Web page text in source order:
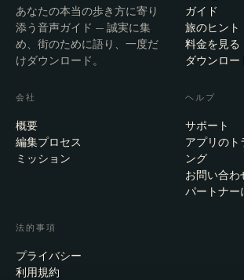
あなたの本当の歩き方に寄り
添う音声ガイド — 誠実に集
め、街のために語り、一度だ
けダウンロード。
ガイド
旅のヒント
料金を見る
ダウンロー
会社
概要
編集プロセス
ミッション
ヘルプ
サポート
アプリのト
ング
お問い合わ
パートナー
法的事項
プライバシー
利用規約